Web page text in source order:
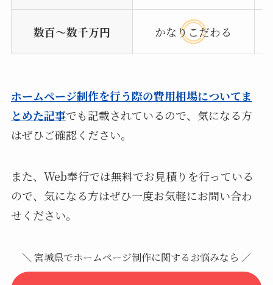
数百〜数千万円 かなりこだわる
ホームページ制作を行う際の費用相場についてま
とめた記事でも記載されているので、気になる方
はぜひご確認ください。
また、Web奉行では無料でお見積りを行っている
ので、気になる方はぜひ一度お気軽にお問い合わ
せください。
＼ 宮城県でホームページ制作に関するお悩みなら ／